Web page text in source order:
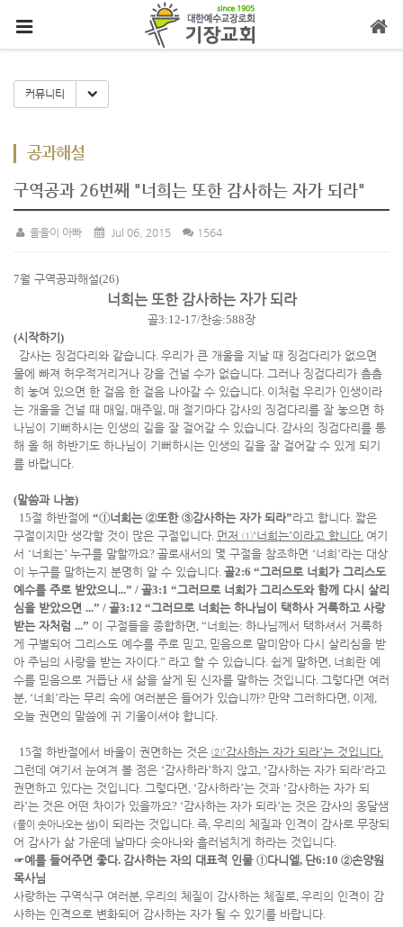
커뮤니티 Toggle Dropdown
공과해설
구역공과 26번째 "너희는 또한 감사하는 자가 되라"
울울이 아빠 Jul 06, 2015 1564
7월 구역공과해설(26)
너희는 또한 감사하는 자가 되라
골3:12-17/찬송:588장
(시작하기 )
감사는 징검다리와 같습니다. 우리가 큰 개울을 지날 때 징검다리가 없으면
물에 빠져 허우적거리거나 강을 건널 수가 없습니다. 그러나 징검다리가 촘촘
히 놓여 있으면 한 걸음 한 걸음 나아갈 수 있습니다. 이처럼 우리가 인생이라
는 개울을 건널 때 매일, 매주일, 매 절기마다 감사의 징검다리를 잘 놓으면 하
나님이 기뻐하시는 인생의 길을 잘 걸어갈 수 있습니다. 감사의 징검다리를 통
해 올 해 하반기도 하나님이 기뻐하시는 인생의 길을 잘 걸어갈 수 있게 되기
를 바랍니다.
(말씀과 나눔)
15절 하반절에 “①너희는 ②또한 ③감사하는 자가 되라”라고 합니다. 짧은
구절이지만 생각할 것이 많은 구절입니다. 먼저 ①‘너희는’이라고 합니다. 여기
서 ‘너희는’ 누구를 말할까요? 골로새서의 몇 구절을 참조하면 ‘너희 ’라는 대상
이 누구를 말하는지 분명히 알 수 있습니다. 골2:6 “그러므로 너희가 그리스도
예수를 주로 받았으니...” / 골3:1 “그러므로 너희가 그리스도와 함께 다시 살리
심을 받았으면 ...” / 골3:12 “그러므로 너희는 하나님이 택하사 거룩하고 사랑
받는 자처럼 ...” 이 구절들을 종합하면, “너희는: 하나님께서 택하셔서 거룩하
게 구별되어 그리스도 예수를 주로 믿고, 믿음으로 말미암아 다시 살리심을 받
아 주님의 사랑을 받는 자이다.” 라고 할 수 있습니다. 쉽게 말하면, 너희란 예
수를 믿음으로 거듭난 새 삶을 살게 된 신자를 말하는 것입니다. 그렇다면 여러
분, ‘너희 ’라는 무리 속에 여러분은 들어가 있습니까? 만약 그러하다면, 이제 ,
오늘 권면의 말씀에 귀 기울이셔야 합니다.
15절 하반절에서 바울이 권면하는 것은 ②‘감사하는 자가 되라’는 것입니다.
그런데 여기서 눈여겨 볼 점은 ‘감사하라’하지 않고, ‘감사하는 자가 되라’라고
권면하고 있다는 것입니다. 그렇다면, ‘감사하라’는 것과 ‘감사하는 자가 되
라’는 것은 어떤 차이가 있을까요? ‘감사하는 자가 되라’는 것은 감사의 옹달샘
(물이 솟아나오는 샘)이 되라는 것입니다. 즉, 우리의 체질과 인격이 감사로 무장되
어 감사가 삶 가운데 날마다 솟아나와 흘러넘치게 하라는 것입니다.
☞예를 들어주면 좋다. 감사하는 자의 대표적 인물 ①다니엘, 단6:10 ②손양원
목사님
사랑하는 구역식구 여러분, 우리의 체질이 감사하는 체질로, 우리의 인격이 감
사하는 인격으로 변화되어 감사하는 자가 될 수 있기를 바랍니다.